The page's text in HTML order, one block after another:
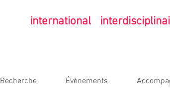
international
Recherche Évènements